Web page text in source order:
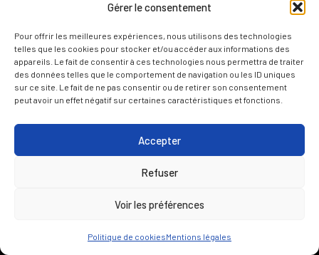
Gérer le consentement
Pour offrir les meilleures expériences, nous utilisons des technologies
telles que les cookies pour stocker et/ou accéder aux informations des
appareils. Le fait de consentir à ces technologies nous permettra de traiter
des données telles que le comportement de navigation ou les ID uniques
sur ce site. Le fait de ne pas consentir ou de retirer son consentement
peut avoir un effet négatif sur certaines caractéristiques et fonctions.
Accepter
Refuser
Voir les préférences
Politique de cookiesMentions légales